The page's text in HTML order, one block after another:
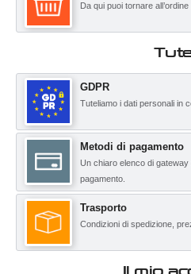
Da qui puoi tornare
GDPR
Tuteliamo i dati personali in
Metodi di pagamento
Un chiaro elenco di
pagamento.
Trasporto
Condizioni di spedizione,